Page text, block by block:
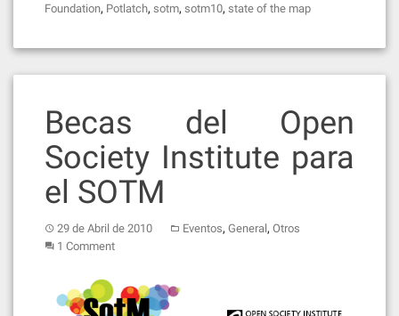
Foundation, Potlatch, sotm, sotm10, state of the map
Becas del Open
Society Institute para
el SOTM
29 de Abril de 2010 Eventos, General, Otros
1 Comment